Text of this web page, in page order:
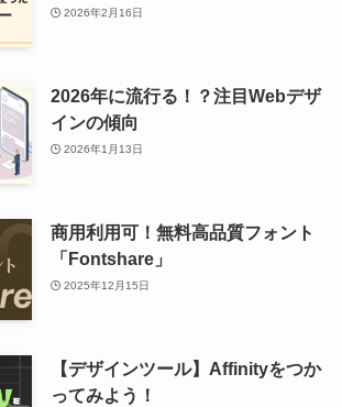
2026年2月16日
2026年に流行る！？注目Webデザ
インの傾向
2026年1月13日
商用利用可！無料高品質フォント
「Fontshare」
2025年12月15日
【デザインツール】Affinityをつか
ってみよう！